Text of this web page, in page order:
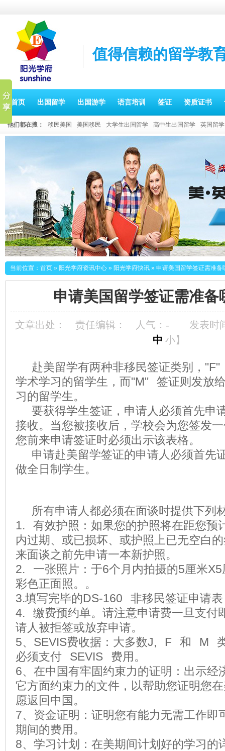
值得信赖的留学教
首页 出国留学 出国游学 语言培训 签证 资质证书
他们都在搜： 移民美国 美国移民 大学生出国留学 高中生出国留学 英国留学
当前位置： 首页 » 阳光学府资讯中心 » 阳光学府快讯 » 申请美国留学签证需准备
申请美国留学签证需准备
文章出处： 责任编辑： 人气： -
发表时
中 小】
赴美留学有两种非移民签证类别，"F"
学术学习的留学生，而"M" 签证则发放
习的留学生。
要获得学生签证，申请人必须首先申
接收。当您被接收后，学校会为您签发
您前来申请签证时必须出示该表格。
申请赴美留学签证的申请人必须首先
做全日制学生。
所有申请人都必须在面谈时提供下列
1. 有效护照：如果您的护照将在距您预
内过期、或已损坏、或护照上已无空白
来面谈之前先申请一本新护照。
2. 一张照片：于6个月内拍摄的5厘米
彩色正面照。。
3.填写完毕的DS-160 非移民签证申请表
4. 缴费预约单。请注意申请费一旦支付
请人被拒签或放弃申请。
5、SEVIS费收据：大多数J, F 和 M
必须支付 SEVIS 费用。
6、在中国有牢固约束力的证明：出示经
它方面约束力的文件，以帮助您证明您
愿返回中国。
7、资金证明：证明您有能力无需工作即
期间的费用。
8、学习计划：在美期间计划好的学习的